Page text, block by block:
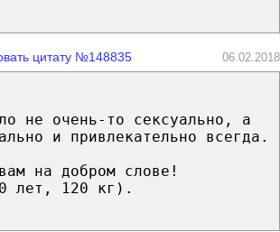
цитату №148835 06.02.2018
не очень-то сексуально, а
и привлекательно всегда.
на добром слове!
лет, 120 кг).